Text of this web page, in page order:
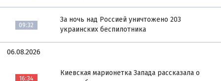
09:32
За ночь над Россией уничтожено 203
украинских беспилотника
06.08.2026
16:34
Киевская марионетка Запада рассказала о